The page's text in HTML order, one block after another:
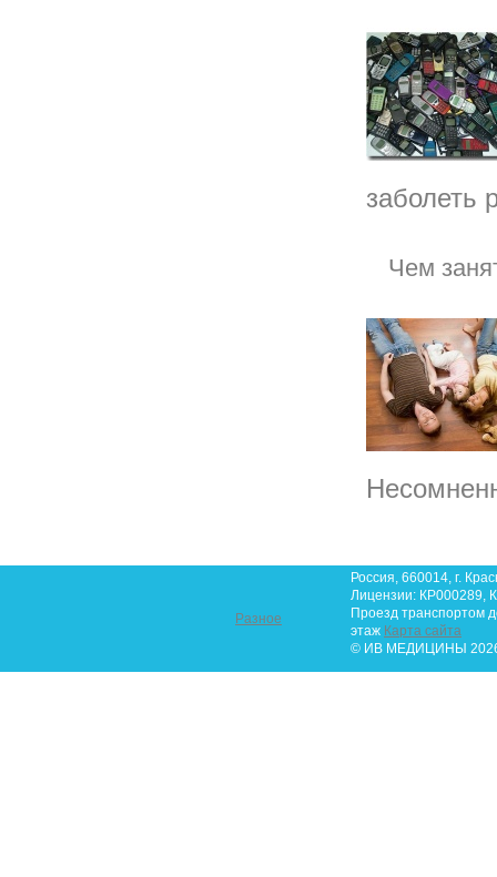
заболеть
Чем
Разное
Россия, 660014, г.
Лицензии: КР000289,
Проезд транспортом
этаж Карта сайта
© ИВ МЕДИЦИНЫ